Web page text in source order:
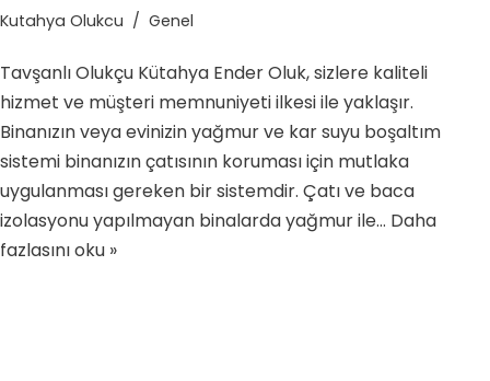
Kutahya Olukcu Genel
Tavşanlı Olukçu Kütahya Ender Oluk, sizlere kaliteli
hizmet ve müşteri memnuniyeti ilkesi ile yaklaşır.
Binanızın veya evinizin yağmur ve kar suyu boşaltım
sistemi binanızın çatısının koruması için mutlaka
uygulanması gereken bir sistemdir. Çatı ve baca
izolasyonu yapılmayan binalarda yağmur ile… Daha
fazlasını oku »